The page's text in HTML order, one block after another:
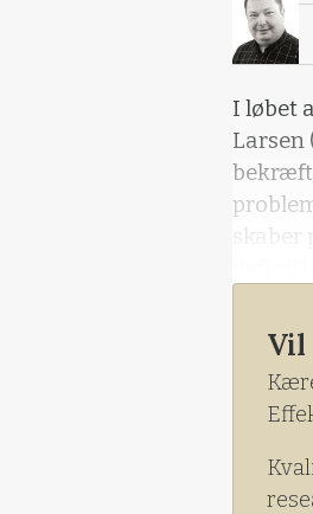
I løbet
Larsen
Vil